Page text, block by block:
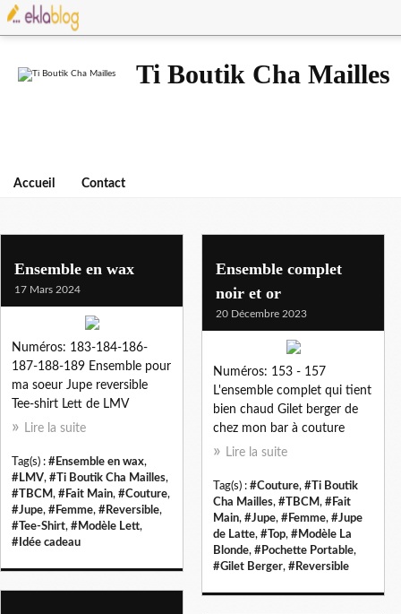
Ti Boutik Cha Mailles
Accueil Contact
jupe
Ensemble en wax
17 Mars 2024
Numéros: 183-184-186-
187-188-189 Ensemble pour
ma soeur Jupe reversible
Tee-shirt Lett de LMV
Lire la suite
Tag(s) : #Ensemble en wax,
#LMV, #Ti Boutik Cha Mailles,
#TBCM, #Fait Main, #Couture,
#Jupe, #Femme, #Reversible,
#Tee-Shirt, #Modèle Lett,
#Idée cadeau
Ensemble complet
noir et or
20 Décembre 2023
Numéros: 153 - 157
L'ensemble complet qui tient
bien chaud Gilet berger de
chez mon bar à couture
Lire la suite
Tag(s) : #Couture, #Ti Boutik
Cha Mailles, #TBCM, #Fait
Main, #Jupe, #Femme, #Jupe
de Latte, #Top, #Modèle La
Blonde, #Pochette Portable,
#Gilet Berger, #Reversible